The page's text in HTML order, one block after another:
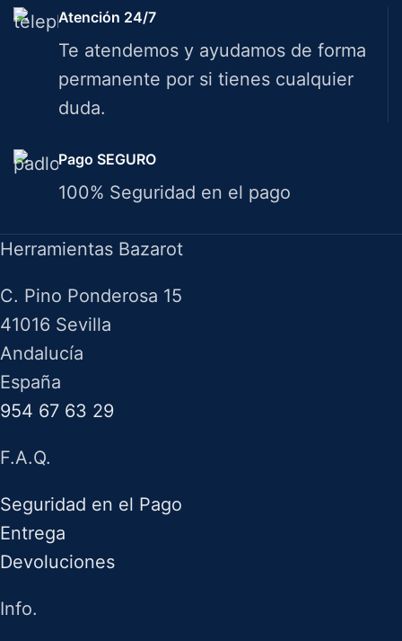
Atención 24/7
Te atendemos y ayudamos de forma
permanente por si tienes cualquier
duda.
Pago SEGURO
100% Seguridad en el pago
Herramientas Bazarot
C. Pino Ponderosa 15
41016 Sevilla
Andalucía
España
954 67 63 29
F.A.Q.
Seguridad en el Pago
Entrega
Devoluciones
Info.